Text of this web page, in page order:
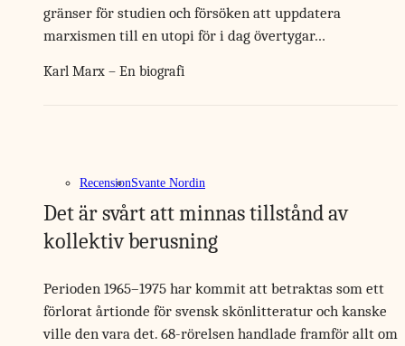
gränser för studien och försöken att uppdatera
marxismen till en utopi för i dag övertygar…
Karl Marx – En biografi
RecensionSvante Nordin
Det är svårt att minnas tillstånd av
kollektiv berusning
Perioden 1965–1975 har kommit att betraktas som ett
förlorat årtionde för svensk skönlitteratur och kanske
ville den vara det. 68-rörelsen handlade framför allt om